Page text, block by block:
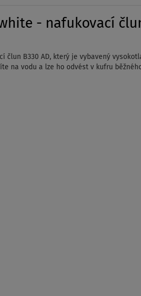
white - nafukovací
B330 AD, který je vybavený
na vodu a lze ho odvést v kufru